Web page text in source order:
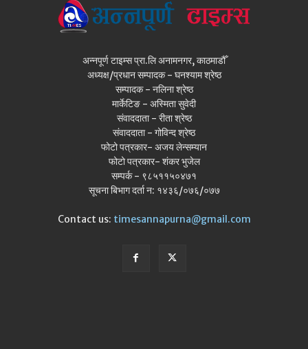
अन्नपूर्ण टाइम्स प्रा.लि अनामनगर, काठमाडौँ
अध्यक्ष/प्रधान सम्पादक - घनश्याम श्रेष्ठ
सम्पादक - नलिना श्रेष्ठ
मार्केटिङ - अस्मिता सुवेदी
संवाददाता - रीता श्रेष्ठ
संवाददाता - गोविन्द श्रेष्ठ
फोटो पत्रकार- अजय लेन्सम्यान
फोटो पत्रकार- शंकर भुजेल
सम्पर्क - ९८५११५०४७१
सूचना बिभाग दर्ता न: १४३६/०७६/०७७
Contact us: timesannapurna@gmail.com